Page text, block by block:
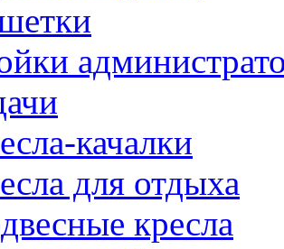
качалки
для отдыха
кресла